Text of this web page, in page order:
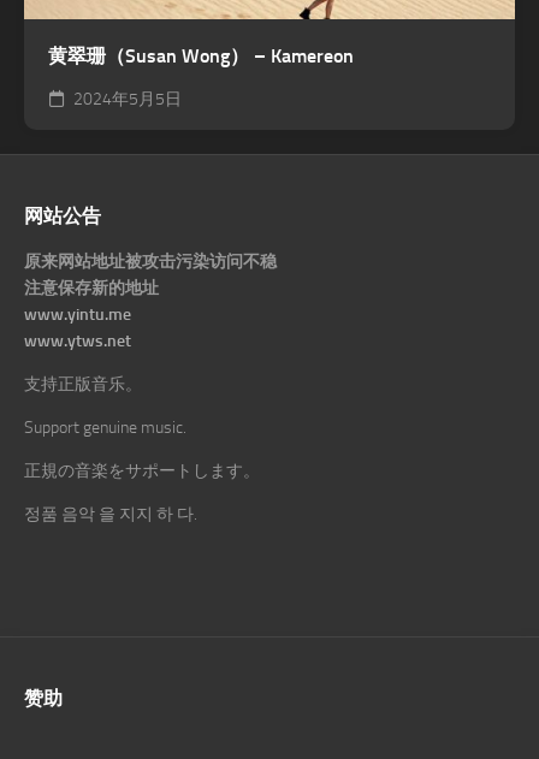
黄翠珊（Susan Wong） – Kamereon
2024年5月5日
网站公告
原来网站地址被攻击污染访问不稳
注意保存新的地址
www.yintu.me
www.ytws.net
支持正版音乐。
Support genuine music.
正規の音楽をサポートします。
정품 음악 을 지지 하 다.
赞助